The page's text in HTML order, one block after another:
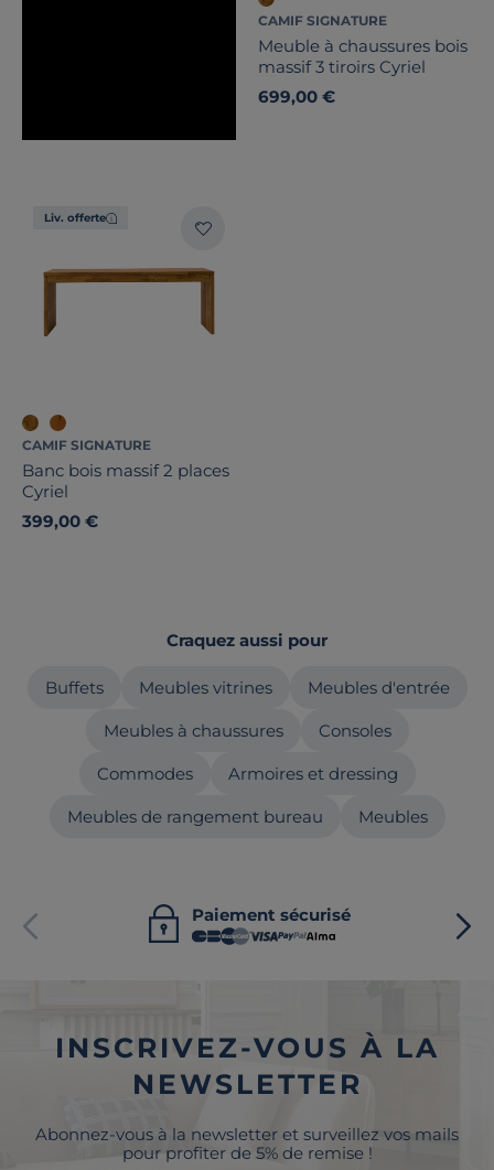
CAMIF SIGNATURE
Meuble à chaussures bois
massif 3 tiroirs Cyriel
699,00 €
Liv. offerte
CAMIF SIGNATURE
Banc bois massif 2 places
Cyriel
399,00 €
Craquez aussi pour
Buffets Meubles vitrines Meubles d'entrée
Meubles à chaussures Consoles
Commodes Armoires et dressing
Meubles de rangement bureau Meubles
Paiement sécurisé
INSCRIVEZ-VOUS À LA
NEWSLETTER
Abonnez-vous à la newsletter et surveillez vos mails
pour profiter de 5% de remise !